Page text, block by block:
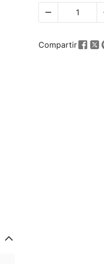

Compartir